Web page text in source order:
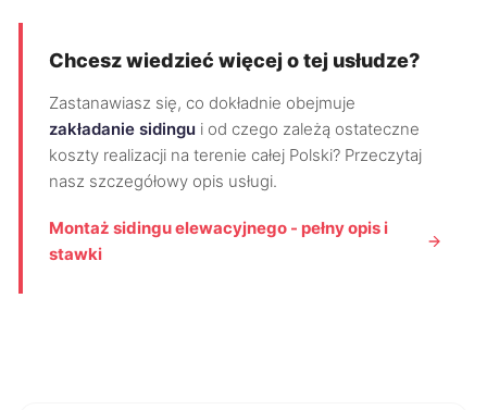
Chcesz wiedzieć więcej o tej usłudze?
Zastanawiasz się, co dokładnie obejmuje
zakładanie sidingu i od czego zależą ostateczne
koszty realizacji na terenie całej Polski? Przeczytaj
nasz szczegółowy opis usługi.
Montaż sidingu elewacyjnego - pełny opis i
stawki